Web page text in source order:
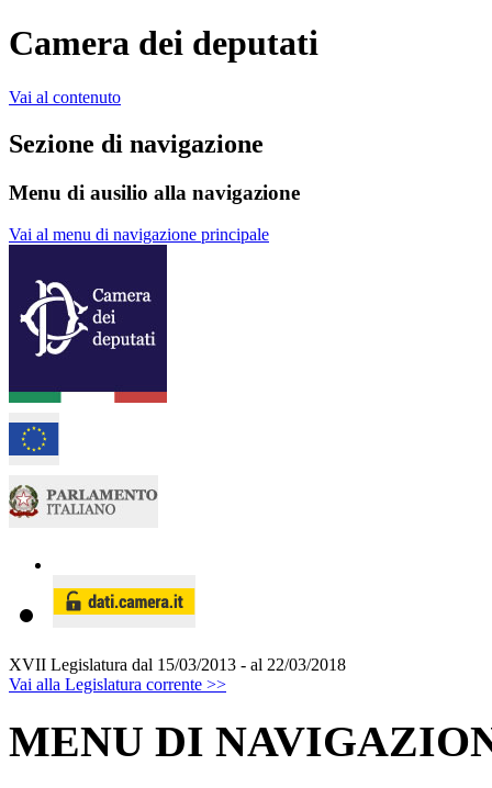
Camera dei deputati
Vai al contenuto
Sezione di navigazione
Menu di ausilio alla navigazione
Vai al menu di navigazione principale
XVII Legislatura dal 15/03/2013 - al 22/03/2018
Vai alla Legislatura corrente >>
MENU DI